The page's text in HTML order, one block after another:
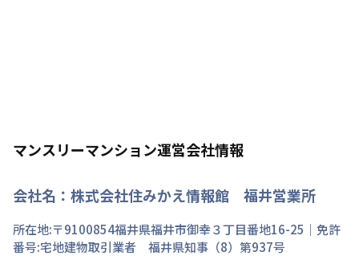
マンスリーマンション運営会社情報
会社名： 株式会社住みかえ情報館 福井営業所
所在地:〒9100854福井県福井市御幸３丁目番地16-25 ｜免許
番号:宅地建物取引業者 福井県知事（8）第937号